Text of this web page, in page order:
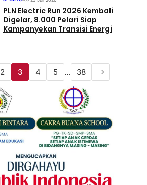
PLN Electric Run 2026 Kembali
Digelar, 8.000 Pelari Siap
Kampanyekan Transisi Energi
2 3 4 5 … 38